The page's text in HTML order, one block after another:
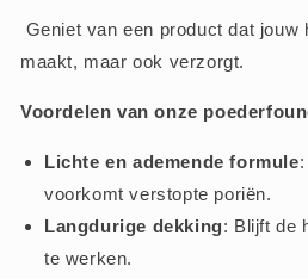
Geniet van een product dat jouw
maakt, maar ook verzorgt.
Voordelen van onze
Lichte en ademende formule
voorkomt verstopte poriën.
Langdurige dekking: Blijft de
te werken.